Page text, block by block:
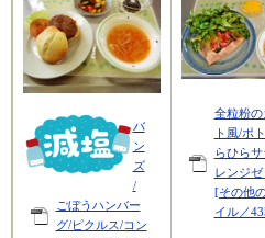
バ
ン
ズ
/
ごぼうハンバー
グ/ピクルス/コン
全粒粉の
ト風/ポ
らひら
レンジゼ
[その他
イル／